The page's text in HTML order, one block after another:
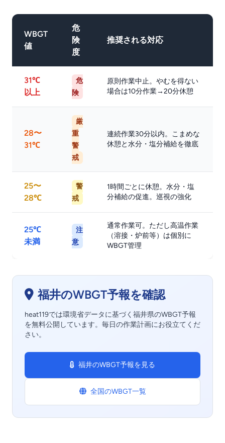
WBGT
値
危
険
度
推奨される対応
31℃
以上
危
険
原則作業中止。やむを得ない
場合は10分作業→20分休憩
28〜
31℃
厳
重
警
戒
連続作業30分以内。こまめな
休憩と水分・塩分補給を徹底
25〜
28℃
警
戒
1時間ごとに休憩。水分・塩
分補給の促進。巡視の強化
25℃
未満
注
意
通常作業可。ただし高温作業
（溶接・炉前等）は個別に
WBGT管理
福井のWBGT予報を確認
heat119では環境省データに基づく福井県のWBGT予報
を無料公開しています。毎日の作業計画にお役立てくだ
さい。
福井のWBGT予報を見る
全国のWBGT一覧